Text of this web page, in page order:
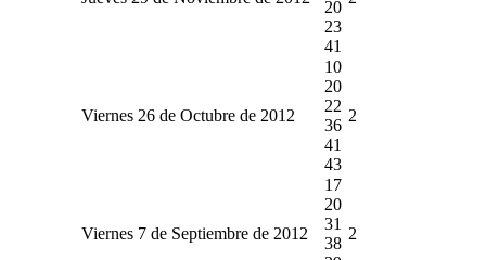
20
23
41
Viernes 26 de Octubre de 2012
10
20
22
36
41
43
2
Viernes 7 de Septiembre de 2012
17
20
31
38
2